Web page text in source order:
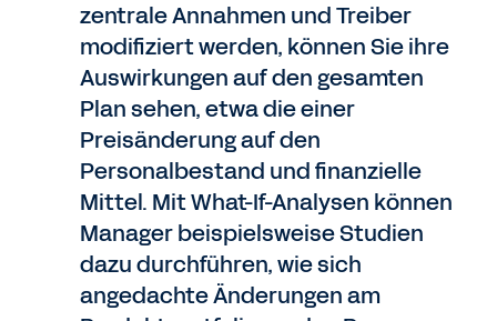
zentrale Annahmen und Treiber
modifiziert werden, können Sie ihre
Auswirkungen auf den gesamten
Plan sehen, etwa die einer
Preisänderung auf den
Personalbestand und finanzielle
Mittel. Mit What-If-Analysen können
Manager beispielsweise Studien
dazu durchführen, wie sich
angedachte Änderungen am